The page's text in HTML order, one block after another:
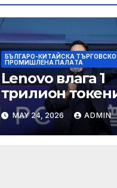
БЪЛГАРО-КИТАЙСКА
ПРОМИШЛЕНА ПАЛAТА
Lenovo влага 1
трилион
изчислителна
мощност в AI
екосистемата
MAY 24, 2026 ADMIN